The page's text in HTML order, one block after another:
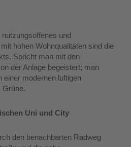
und
hohen Wohnqualitäten sind die
Spricht man mit den
der Anlage begeistert; man
einer modernen luftigen
Grüne.
Uni und City
den benachbarten Radweg